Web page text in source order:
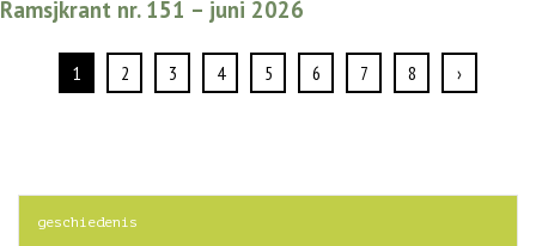
Ramsjkrant nr. 151 – juni 2026
1 2 3 4 5 6 7 8 ›
geschiedenis